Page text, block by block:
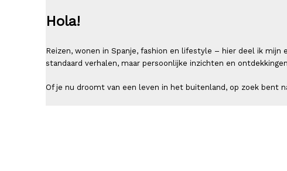
Hola!
Reizen, wonen in Spanje, fashion en lifestyle – hier deel ik
standaard verhalen, maar persoonlijke inzichten en
Of je nu droomt van een leven in het buitenland, op zoek bent